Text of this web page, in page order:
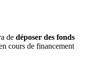
de déposer des fonds
cours de financement